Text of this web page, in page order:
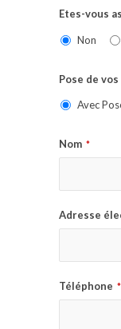
Etes-vous
Non
Pose de
Avec
Nom *
Adresse
Téléphone *